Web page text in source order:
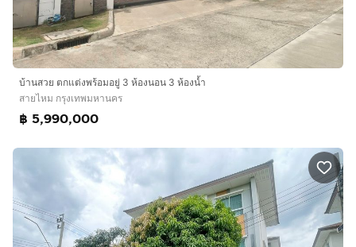
บ้านสวย ตกแต่งพร้อมอยู่ 3 ห้องนอน 3 ห้องน้ำ
สายไหม กรุงเทพมหานคร
฿ 5,990,000